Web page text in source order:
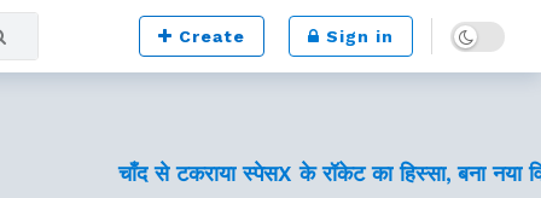
Create Sign in Dark mode
चाँद से टकराया स्पेसX के रॉकेट का हिस्सा, बना नया